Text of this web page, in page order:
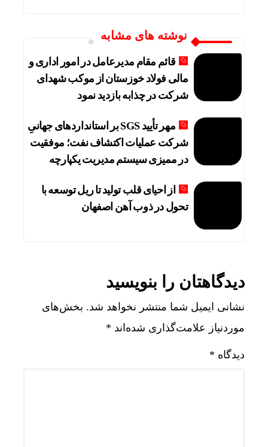
نوشته های مشابه
قائم مقام مدیرعامل در امور اداری و
مالی فولاد خوزستان از موکب شهدای
شرکت در چذابه بازدید نمود
مهر تأیید SGS بر استانداردهای جهانیِ
شرکت عملیات اکتشاف نفت؛ موفقیت
در ممیزی سیستم مدیریت یکپارچه
از احیای قلب تولید تا ریل توسعه با
تحول در ذوب آهن اصفهان
دیدگاهتان را بنویسید
نشانی ایمیل شما منتشر نخواهد شد. بخش‌های
موردنیاز علامت‌گذاری شده‌اند *
دیدگاه *